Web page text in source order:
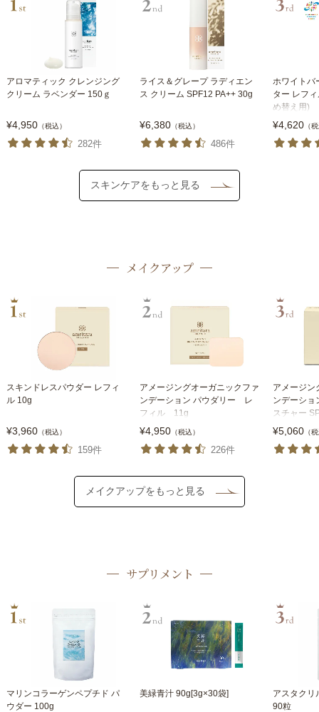
アロマティック クレンジング
クリーム ラベンダー 150ｇ
¥4,950（税込）
282件
ライス＆グレープ ラディエン
ス クリーム SPF12 PA++ 30g
¥6,380（税込）
486件
ホワイトバ
ター レフ
め替え用)
¥4,620（
スキンケアをもっと見る
メイクアップ
スキンドレスパウダー レフィ
ル 10g
¥3,960（税込）
159件
アメージングオーガニックファ
ンデーション パウダリー レ
フィル 11g
¥4,950（税込）
226件
アメージン
ンデーショ
スチャー
フィル 10g
¥5,060（
メイクアップをもっと見る
サプリメント
マリンコラーゲンペプチド パ
ウダー 100g
美緑青汁 90g[3g×30袋]
アスタクリ
90粒